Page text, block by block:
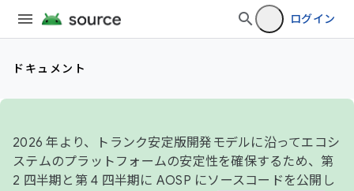
ログイン
ドキュメント
2026 年より、トランク安定版開発モデルに沿ってエコシ
ステムのプラットフォームの安定性を確保するため、第
2 四半期と第 4 四半期に AOSP にソースコードを公開し